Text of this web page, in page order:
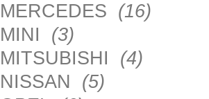
MERCEDES (16)
MINI (3)
MITSUBISHI (4)
NISSAN (5)